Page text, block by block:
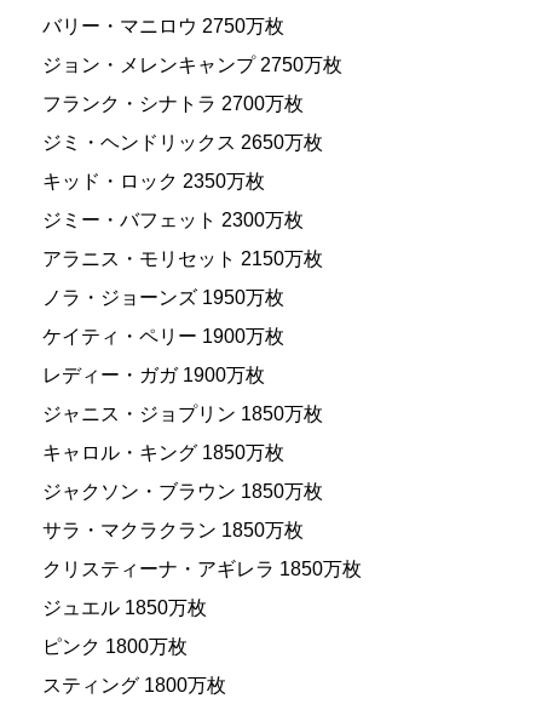
バリー・マニロウ 2750万枚
ジョン・メレンキャンプ 2750万枚
フランク・シナトラ 2700万枚
ジミ・ヘンドリックス 2650万枚
キッド・ロック 2350万枚
ジミー・バフェット 2300万枚
アラニス・モリセット 2150万枚
ノラ・ジョーンズ 1950万枚
ケイティ・ペリー 1900万枚
レディー・ガガ 1900万枚
ジャニス・ジョプリン 1850万枚
キャロル・キング 1850万枚
ジャクソン・ブラウン 1850万枚
サラ・マクラクラン 1850万枚
クリスティーナ・アギレラ 1850万枚
ジュエル 1850万枚
ピンク 1800万枚
スティング 1800万枚